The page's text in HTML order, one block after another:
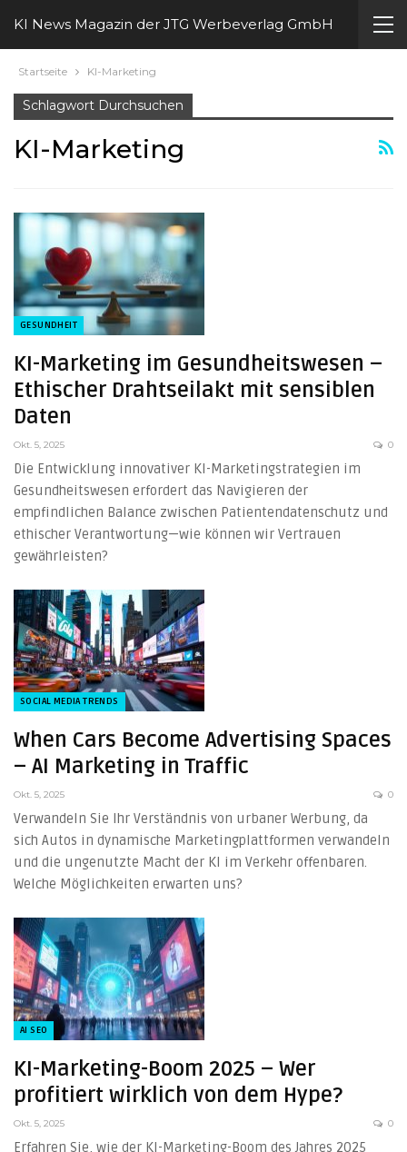
KI News Magazin der JTG Werbeverlag GmbH
Startseite KI-Marketing
Schlagwort Durchsuchen
KI-Marketing
GESUNDHEIT
KI-Marketing im Gesundheitswesen –
Ethischer Drahtseilakt mit sensiblen
Daten
Okt. 5, 2025 0
Die Entwicklung innovativer KI-Marketingstrategien im
Gesundheitswesen erfordert das Navigieren der
empfindlichen Balance zwischen Patientendatenschutz und
ethischer Verantwortung—wie können wir Vertrauen
gewährleisten?
SOCIAL MEDIA TRENDS
When Cars Become Advertising Spaces
– AI Marketing in Traffic
Okt. 5, 2025 0
Verwandeln Sie Ihr Verständnis von urbaner Werbung, da
sich Autos in dynamische Marketingplattformen verwandeln
und die ungenutzte Macht der KI im Verkehr offenbaren.
Welche Möglichkeiten erwarten uns?
AI SEO
KI-Marketing-Boom 2025 – Wer
profitiert wirklich von dem Hype?
Okt. 5, 2025 0
Erfahren Sie, wie der KI-Marketing-Boom des Jahres 2025